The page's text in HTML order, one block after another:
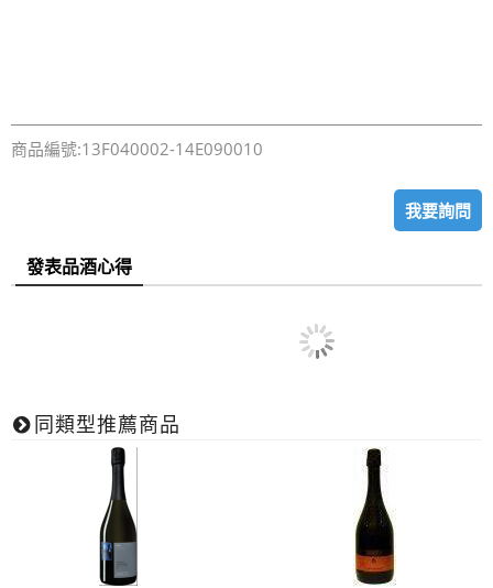
商品編號:13F040002-14E090010
我要詢問
發表品酒心得
同類型推薦商品